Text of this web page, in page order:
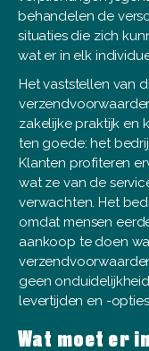
behandelen de
situaties die zich
wat er in elk
Het vaststellen van
zakelijke praktijk en
ten goede: het
Klanten profiteren
wat ze van de
verwachten. Het
omdat mensen
aankoop te doen
geen
levertijden en -
Wat moet er